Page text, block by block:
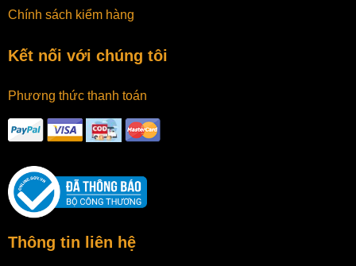
Chính sách kiểm hàng
Kết nối với chúng tôi
Phương thức thanh toán
Thông tin liên hệ